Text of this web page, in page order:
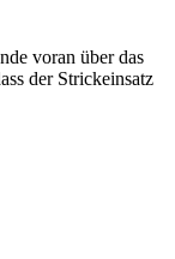
voran über das
der Strickeinsatz